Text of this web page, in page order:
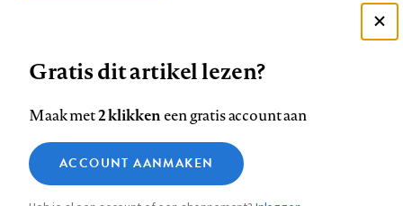
op
Facebook
op
LinkedIn
op
Bluesky
ons
op
InstagramYouTube
Footer
Contact Colofon Disclaimer Privacy
Medische vragen verdienen
betrouwbare antwoorden
Zie onze cookie policy
Analytische cookies
Gratis dit artikel lezen?
Maak met2 klikkeneen gratis account aan
ACCOUNT AANMAKEN